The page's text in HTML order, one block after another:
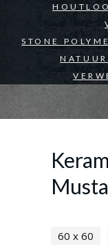
STONE
60 x 60